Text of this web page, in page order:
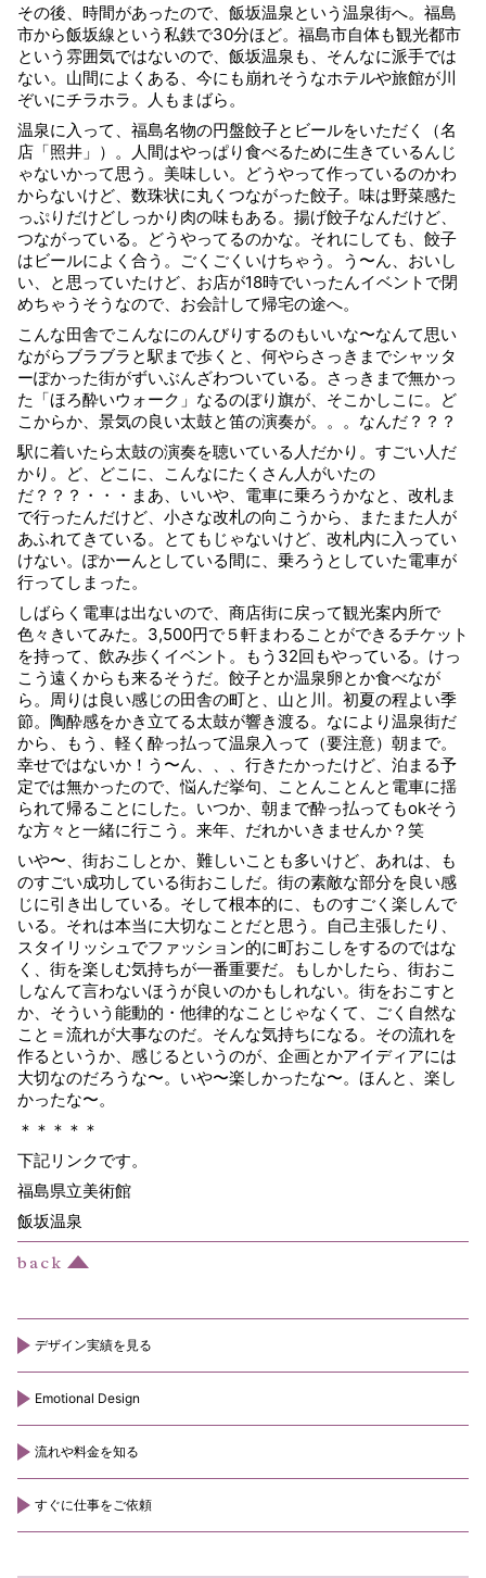
その後、時間があったので、飯坂温泉という温泉街へ。福島
市から飯坂線という私鉄で30分ほど。福島市自体も観光都市
という雰囲気ではないので、飯坂温泉も、そんなに派手では
ない。山間によくある、今にも崩れそうなホテルや旅館が川
ぞいにチラホラ。人もまばら。
温泉に入って、福島名物の円盤餃子とビールをいただく（名
店「照井」）。人間はやっぱり食べるために生きているんじ
ゃないかって思う。美味しい。どうやって作っているのかわ
からないけど、数珠状に丸くつながった餃子。味は野菜感た
っぷりだけどしっかり肉の味もある。揚げ餃子なんだけど、
つながっている。どうやってるのかな。それにしても、餃子
はビールによく合う。ごくごくいけちゃう。う〜ん、おいし
い、と思っていたけど、お店が18時でいったんイベントで閉
めちゃうそうなので、お会計して帰宅の途へ。
こんな田舎でこんなにのんびりするのもいいな〜なんて思い
ながらブラブラと駅まで歩くと、何やらさっきまでシャッタ
ーぽかった街がずいぶんざわついている。さっきまで無かっ
た「ほろ酔いウォーク」なるのぼり旗が、そこかしこに。ど
こからか、景気の良い太鼓と笛の演奏が。。。なんだ？？？
駅に着いたら太鼓の演奏を聴いている人だかり。すごい人だ
かり。ど、どこに、こんなにたくさん人がいたの
だ？？？・・・まあ、いいや、電車に乗ろうかなと、改札ま
で行ったんだけど、小さな改札の向こうから、またまた人が
あふれてきている。とてもじゃないけど、改札内に入ってい
けない。ぽかーんとしている間に、乗ろうとしていた電車が
行ってしまった。
しばらく電車は出ないので、商店街に戻って観光案内所で
色々きいてみた。3,500円で５軒まわることができるチケット
を持って、飲み歩くイベント。もう32回もやっている。けっ
こう遠くからも来るそうだ。餃子とか温泉卵とか食べなが
ら。周りは良い感じの田舎の町と、山と川。初夏の程よい季
節。陶酔感をかき立てる太鼓が響き渡る。なにより温泉街だ
から、もう、軽く酔っ払って温泉入って（要注意）朝まで。
幸せではないか！う〜ん、、、行きたかったけど、泊まる予
定では無かったので、悩んだ挙句、ことんことんと電車に揺
られて帰ることにした。いつか、朝まで酔っ払ってもokそう
な方々と一緒に行こう。来年、だれかいきませんか？笑
いや〜、街おこしとか、難しいことも多いけど、あれは、も
のすごい成功している街おこしだ。街の素敵な部分を良い感
じに引き出している。そして根本的に、ものすごく楽しんで
いる。それは本当に大切なことだと思う。自己主張したり、
スタイリッシュでファッション的に町おこしをするのではな
く、街を楽しむ気持ちが一番重要だ。もしかしたら、街おこ
しなんて言わないほうが良いのかもしれない。街をおこすと
か、そういう能動的・他律的なことじゃなくて、ごく自然な
こと＝流れが大事なのだ。そんな気持ちになる。その流れを
作るというか、感じるというのが、企画とかアイディアには
大切なのだろうな〜。いや〜楽しかったな〜。ほんと、楽し
かったな〜。
＊＊＊＊＊
下記リンクです。
福島県立美術館
飯坂温泉
デザイン実績を見る
Emotional Design
流れや料金を知る
すぐに仕事をご依頼